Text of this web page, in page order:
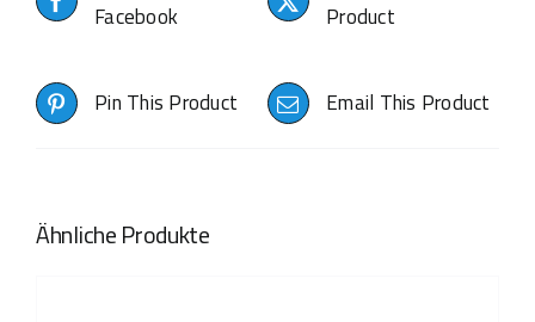
Facebook
Product
Pin This Product Email This Product
Ähnliche Produkte